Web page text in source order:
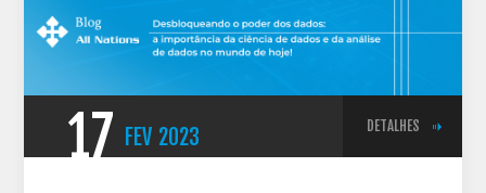
17 FEV 2023 DETALHES